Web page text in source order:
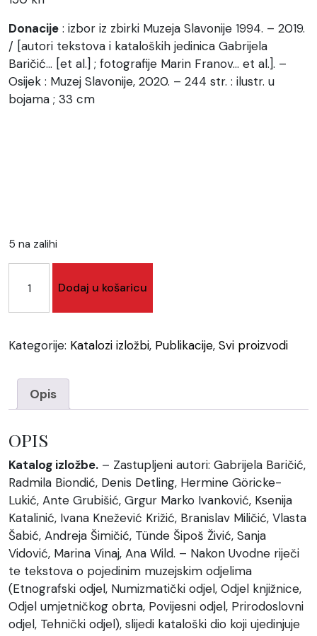
Donacije : izbor iz zbirki Muzeja Slavonije 1994. – 2019.
/ [autori tekstova i kataloških jedinica Gabrijela
Baričić… [et al.] ; fotografije Marin Franov… et al.]. –
Osijek : Muzej Slavonije, 2020. – 244 str. : ilustr. u
bojama ; 33 cm
5 na zalihi
izložbe
Dodaj u košaricu
Kategorije: Katalozi izložbi, Publikacije, Svi proizvodi
Opis
OPIS
Katalog izložbe. – Zastupljeni autori: Gabrijela Baričić,
Radmila Biondić, Denis Detling, Hermine Göricke-
Lukić, Ante Grubišić, Grgur Marko Ivanković, Ksenija
Katalinić, Ivana Knežević Križić, Branislav Miličić, Vlasta
Šabić, Andreja Šimičić, Tünde Šipoš Živić, Sanja
Vidović, Marina Vinaj, Ana Wild. – Nakon Uvodne riječi
te tekstova o pojedinim muzejskim odjelima
(Etnografski odjel, Numizmatički odjel, Odjel knjižnice,
Odjel umjetničkog obrta, Povijesni odjel, Prirodoslovni
odjel, Tehnički odjel), slijedi kataloški dio koji ujedinjuje